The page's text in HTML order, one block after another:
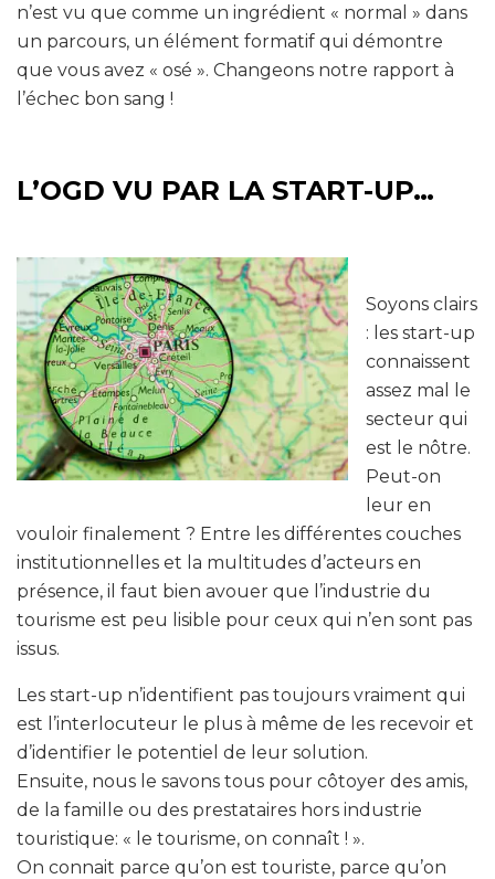
n’est vu que comme un ingrédient « normal » dans
un parcours, un élément formatif qui démontre
que vous avez « osé ». Changeons notre rapport à
l’échec bon sang !
L’OGD VU PAR LA START-UP…
Soyons clairs
: les start-up
connaissent
assez mal le
secteur qui
est le nôtre.
Peut-on
leur en
vouloir finalement ? Entre les différentes couches
institutionnelles et la multitudes d’acteurs en
présence, il faut bien avouer que l’industrie du
tourisme est peu lisible pour ceux qui n’en sont pas
issus.
Les start-up n’identifient pas toujours vraiment qui
est l’interlocuteur le plus à même de les recevoir et
d’identifier le potentiel de leur solution.
Ensuite, nous le savons tous pour côtoyer des amis,
de la famille ou des prestataires hors industrie
touristique: « le tourisme, on connaît ! ».
On connait parce qu’on est touriste, parce qu’on